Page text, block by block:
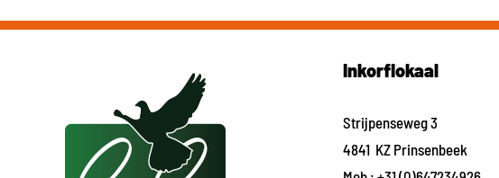
Inkorflokaal
Strijpenseweg 3
4841 KZ Prinsenbeek